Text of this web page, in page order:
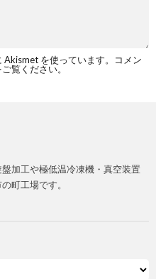
を使っています。
コメン
覧ください。
加工や極低温冷凍機・真空装置
町工場です。